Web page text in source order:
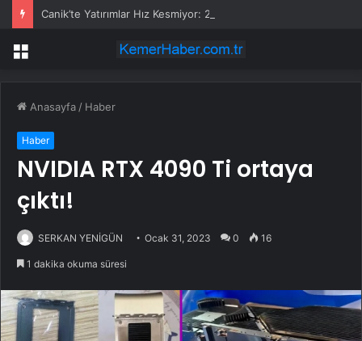
Menü
Anasayfa / Haber
Haber
NVIDIA RTX 4090 Ti ortaya
çıktı!
SERKAN YENİGÜN Ocak 31, 2023 0 16
1 dakika okuma süresi